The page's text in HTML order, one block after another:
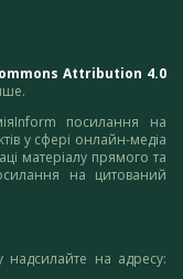
Attribution 4.0
посилання на
у сфері онлайн-медіа
матеріалу прямого та
на цитований
надсилайте на адресу: